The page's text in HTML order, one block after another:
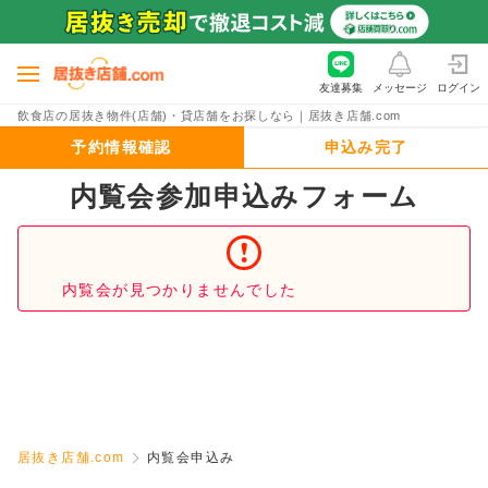
飲食店の居抜き物件(店舗)・貸店舗をお探しなら｜居抜き店舗.com
友達募集 メッセージ ログイン
予約情報確認 申込み完了
内覧会参加申込みフォーム
内覧会が見つかりませんでした
居抜き店舗.com 内覧会申込み